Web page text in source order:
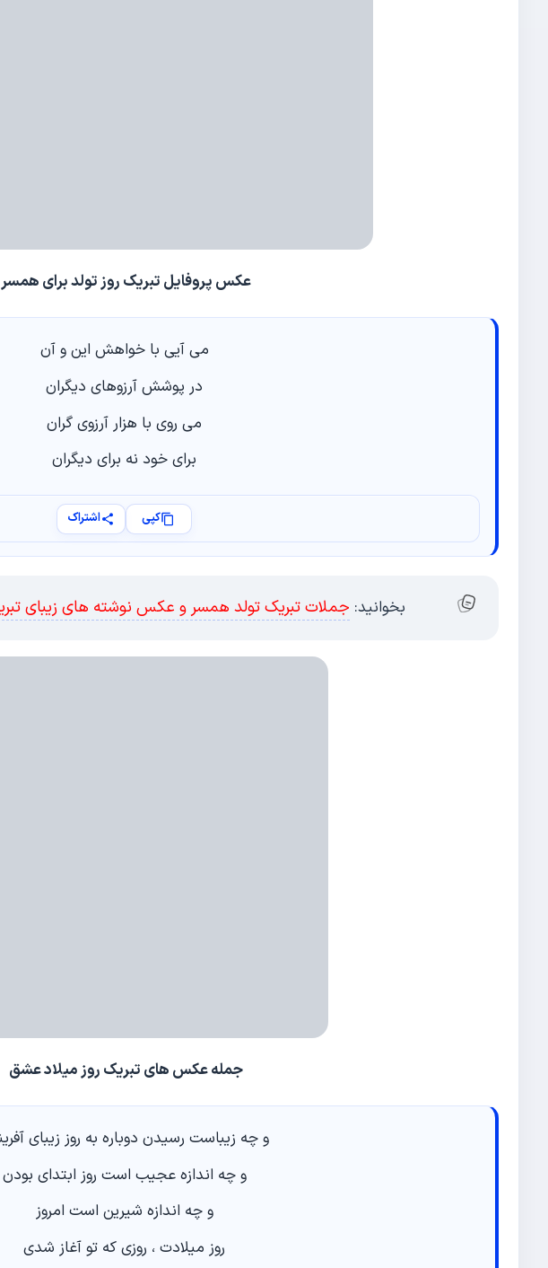
عکس پروفایل تبریک روز تولد برای همسر
می آیی با خواهش این و آن
در پوشش آرزوهای دیگران
می روی با هزار آرزوی گران
برای خود نه برای دیگران
کپی اشتراک
بخوانید: جملات تبریک تولد همسر و عکس نوشته های زیبای
جمله عکس های تبریک روز میلاد عشق
و چه زیباست رسیدن دوباره به روز زیبای
و چه اندازه عجیب است روز ابتدای بودن
و چه اندازه شیرین است امروز
روز میلادت ، روزی که تو آغاز شدی